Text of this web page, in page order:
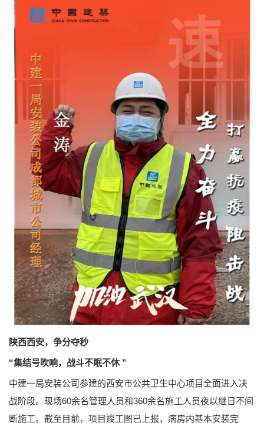
陕西西安，争分夺秒
“集结号吹响，战斗不眠不休 ”
中建一局安装公司参建的西安市公共卫生中心项目全面进入决
战阶段。现场60余名管理人员和360余名施工人员夜以继日不间
断施工。截至目前，项目竣工图已上报，病房内基本安装完